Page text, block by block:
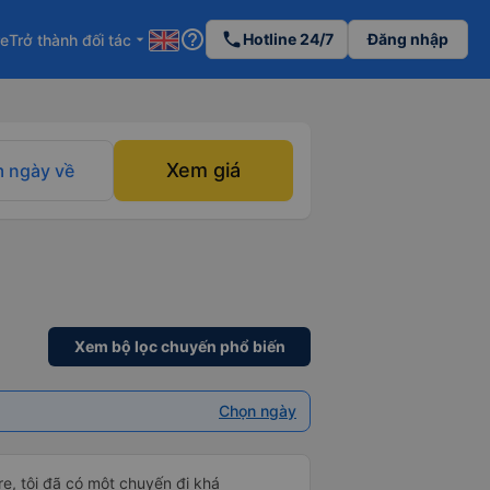
Trở thành đối tác arrow_drop_down help_outline phoneHotline 24/7 Đăng nhập
ngày về Xem giá
Xem bộ lọc chuyến phổ biến
Chọn ngày
tôi đã có một chuyến đi khá